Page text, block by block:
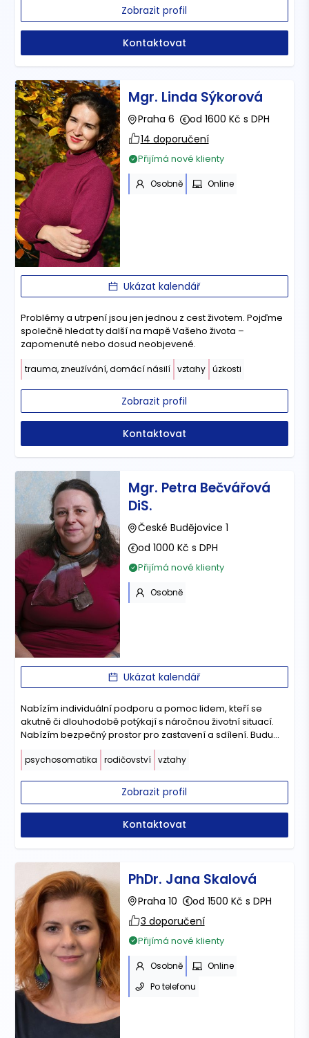
Zobrazit profil
Kontaktovat
Mgr. Linda Sýkorová
Praha 6
od 1600 Kč s DPH
14 doporučení
Přijímá nové klienty
Osobně Online
Ukázat kalendář
Problémy a utrpení jsou jen jednou z cest životem. Pojďme
společně hledat ty další na mapě Vašeho života –
zapomenuté nebo dosud neobjevené.
trauma, zneužívání, domácí násilí vztahy úzkosti
Zobrazit profil
Kontaktovat
Mgr. Petra Bečvářová
DiS.
České Budějovice 1
od 1000 Kč s DPH
Přijímá nové klienty
Osobně
Ukázat kalendář
Nabízím individuální podporu a pomoc lidem, kteří se
akutně či dlouhodobě potýkají s náročnou životní situací.
Nabízím bezpečný prostor pro zastavení a sdílení. Budu
Vám respektujícím průvodcem na cestě k sebepoznání,
porozumění i změně.
psychosomatika rodičovství vztahy
Zobrazit profil
Kontaktovat
PhDr. Jana Skalová
Praha 10
od 1500 Kč s DPH
3 doporučení
Přijímá nové klienty
Osobně
Online
Po telefonu